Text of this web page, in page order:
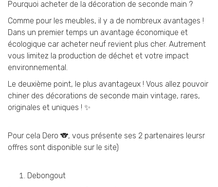
Pourquoi acheter de la décoration de seconde main ?
Comme pour les meubles, il y a de nombreux avantages !
Dans un premier temps un avantage économique et
écologique car acheter neuf revient plus cher. Autrement
vous limitez la production de déchet et votre impact
environnemental.
Le deuxième point, le plus avantageux ! Vous allez pouvoir
chiner des décorations de seconde main vintage, rares,
originales et uniques ! ✨
Pour cela Dero 🐨, vous présente ses 2 partenaires leursr
offres sont disponible sur le site)
Debongout